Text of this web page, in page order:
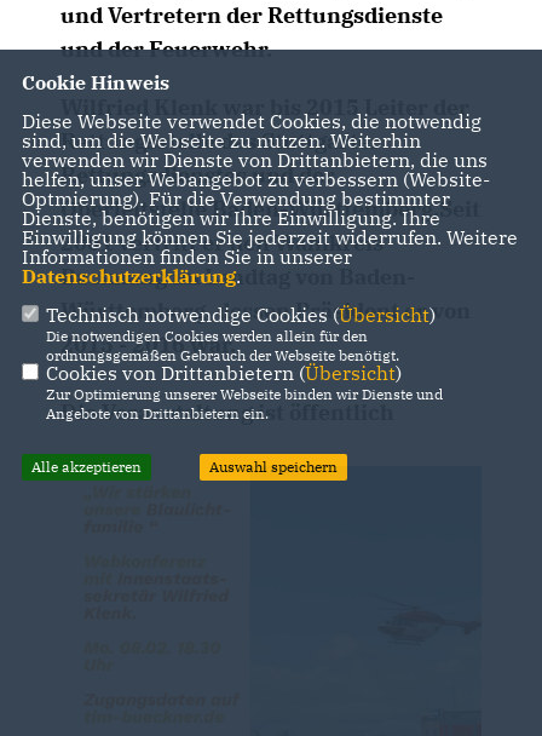
und Vertretern der Rettungsdienste
und der Feuerwehr.
Wilfried Klenk war bis 2015 Leiter der
Rettungsstelle des Stuttgarter
Rettungsdienstes und der
Oberleitstelle Baden-Württemberg.Seit
2001 vertritt er den Wahlkreis
Backnang im Landtag von Baden-
Württemberg, dessen Präsident er von
2015 - 2016 war.
Die Veranstaltung ist öffentlich
Cookie Hinweis
Diese Webseite verwendet Cookies, die notwendig
sind, um die Webseite zu nutzen. Weiterhin
verwenden wir Dienste von Drittanbietern, die uns
helfen, unser Webangebot zu verbessern (Website-
Optmierung). Für die Verwendung bestimmter
Dienste, benötigen wir Ihre Einwilligung. Ihre
Einwilligung können Sie jederzeit widerrufen. Weitere
Informationen finden Sie in unserer
Datenschutzerklärung.
Technisch notwendige Cookies (Übersicht)
Die notwendigen Cookies werden allein für den
ordnungsgemäßen Gebrauch der Webseite benötigt.
Cookies von Drittanbietern (Übersicht)
Zur Optimierung unserer Webseite binden wir Dienste und
Angebote von Drittanbietern ein.
Alle akzeptieren Auswahl speichern